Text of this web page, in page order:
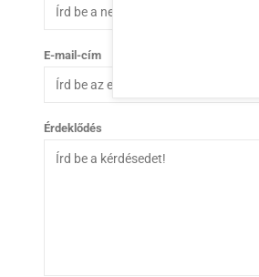
E-mail-cím
Érdeklődés